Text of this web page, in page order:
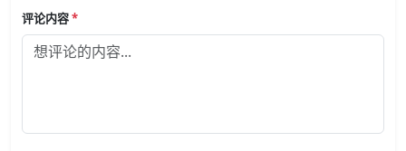
评论内容*